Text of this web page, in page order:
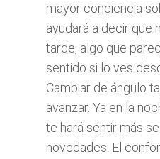
mayor conciencia
ayudará a decir que
tarde, algo que
sentido si lo ves
Cambiar de ángulo
avanzar. Ya en la
te hará sentir más
novedades. El